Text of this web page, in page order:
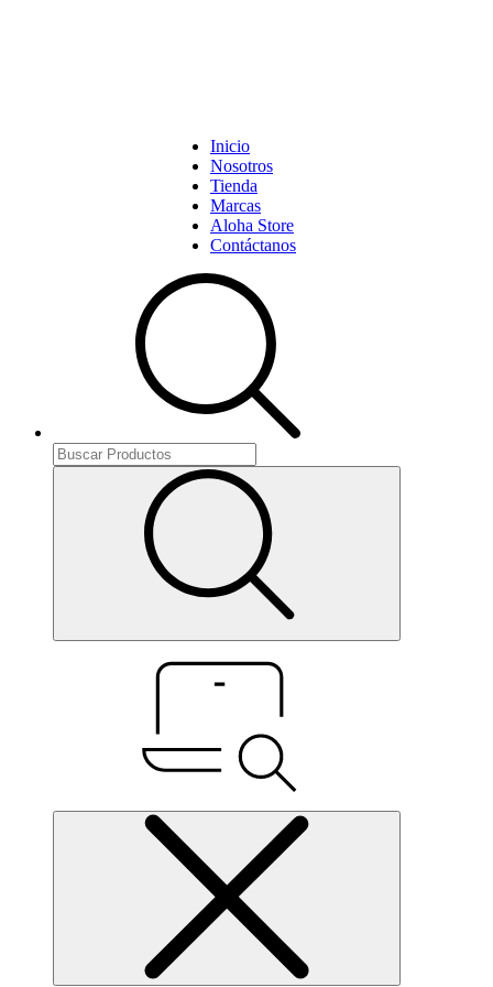
Inicio
Nosotros
Tienda
Marcas
Aloha Store
Contáctanos